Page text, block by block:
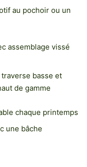
au pochoir ou un
assemblage vissé
basse et
de gamme
chaque printemps
une bâche